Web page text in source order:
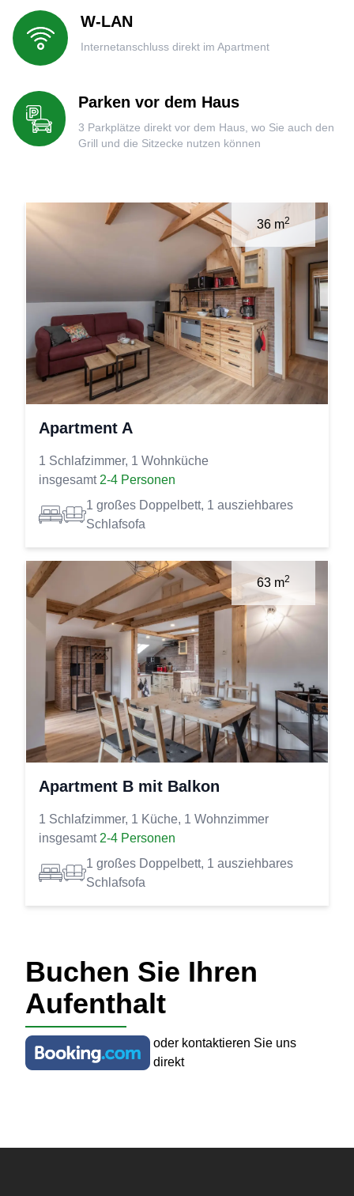
W-LAN
Internetanschluss direkt im Apartment
Parken vor dem Haus
3 Parkplätze direkt vor dem Haus, wo Sie auch den
Grill und die Sitzecke nutzen können
36 m2
Apartment A
1 Schlafzimmer, 1 Wohnküche
insgesamt 2-4 Personen
1 großes Doppelbett, 1 ausziehbares
Schlafsofa
63 m2
Apartment B mit Balkon
1 Schlafzimmer, 1 Küche, 1 Wohnzimmer
insgesamt 2-4 Personen
1 großes Doppelbett, 1 ausziehbares
Schlafsofa
Buchen Sie Ihren
Aufenthalt
oder kontaktieren Sie uns
direkt